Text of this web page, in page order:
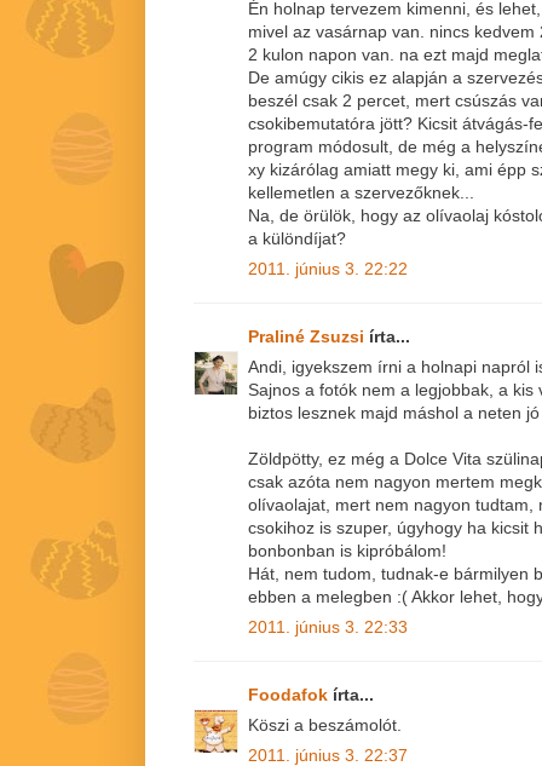
Én holnap tervezem kimenni, és
mivel az vasárnap van. nincs
2 kulon napon van. na ezt majd
De amúgy cikis ez alapján a
beszél csak 2 percet, mert csúszás
csokibemutatóra jött? Kicsit átvágás-
program módosult, de még a
xy kizárólag amiatt megy ki, ami épp
kellemetlen a szervezőknek...
Na, de örülök, hogy az olívaolaj
a különdíjat?
2011. június 3. 22:22
Praliné Zsuzsi írta...
Andi, igyekszem írni a holnapi napról
Sajnos a fotók nem a legjobbak, a
biztos lesznek majd máshol a neten
Zöldpötty, ez még a Dolce Vita
csak azóta nem nagyon mertem
olívaolajat, mert nem nagyon tudtam,
csokihoz is szuper, úgyhogy ha kicsit
bonbonban is kipróbálom!
Hát, nem tudom, tudnak-e bármilyen
ebben a melegben :( Akkor lehet,
2011. június 3. 22:33
Foodafok írta...
Köszi a beszámolót.
2011. június 3. 22:37